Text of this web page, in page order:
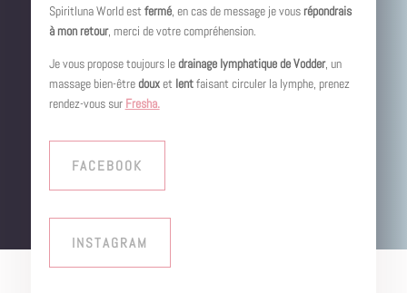
Spiritluna World est fermé, en cas de message je vousrépondrais
à mon retour, merci de votre compréhension.
Je vous propose toujours ledrainage lymphatique de Vodder, un
massage bien-êtredouxet lentfaisant circuler la lymphe, prenez
rendez-vous sur Fresha.
FACEBOOK
INSTAGRAM